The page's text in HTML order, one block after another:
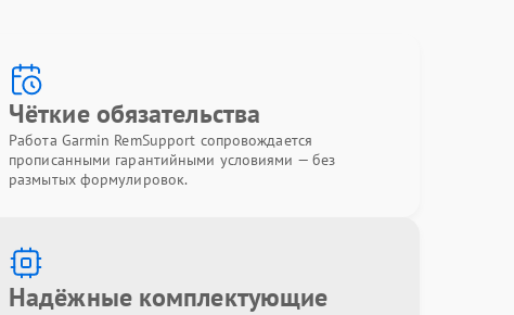
Чёткие обязательства
Работа Garmin RemSupport сопровождается
прописанными гарантийными условиями — без
размытых формулировок.
Надёжные комплектующие